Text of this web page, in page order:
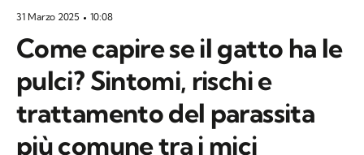
31 Marzo 2025 10:08
Come capire se il gatto ha le
pulci? Sintomi, rischi e
trattamento del parassita
più comune tra i mici